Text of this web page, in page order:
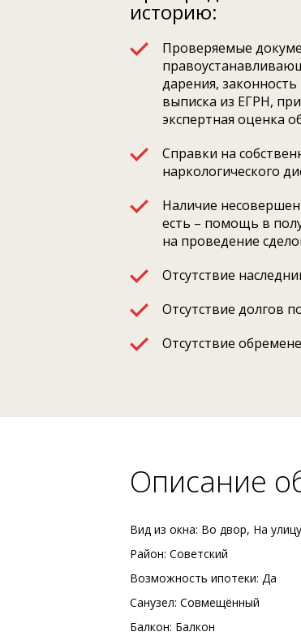
историю:
Проверяемые
дарения,
выписка из ЕГРН,
экспертная оценка
Справки на
наркологического
Наличие
есть – помощь в
на проведение
Отсутствие
Отсутствие долгов
Отсутствие
Описание
Вид из окна: Во двор, На улицу
Район: Советский
Возможность ипотеки: Да
Санузел: Совмещённый
Балкон: Балкон